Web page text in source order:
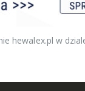
hewalex.pl w